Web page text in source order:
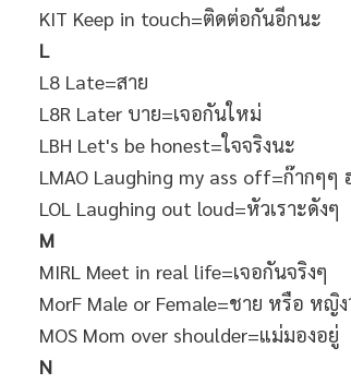
KIT Keep in touch=ติดต่อกันอีกนะ
L
L8 Late=สาย
L8R Later บาย=เจอกันใหม่
LBH Let's be honest=ใจจริงนะ
LMAO Laughing my ass off=ก๊ากๆๆ
LOL Laughing out loud=หัวเราะดังๆ
M
MIRL Meet in real life=เจอกันจริงๆ
MorF Male or Female=ชาย หรือ หญิง
MOS Mom over shoulder=แม่มองอยู่
N